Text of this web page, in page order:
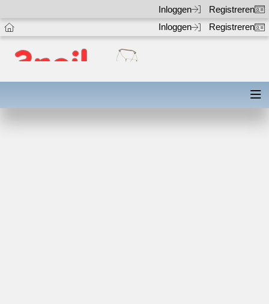
Inloggen
Registreren
Inloggen
Registreren